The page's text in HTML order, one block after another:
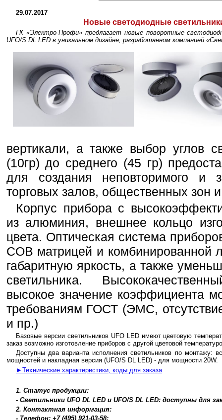
29.07.2017
Новые светодиодные
ГК «Электро-Профи» предлагает новые поворотные
UFO/S DL LED в уникальном дизайне, разработанном компанией
вертикали, а также выбор углов
(10гр) до среднего (45 гр)
для создания неповторимого и
торговых залов, общественных зон
Корпус прибора с
из алюминия, внешнее кольцо
цвета. Оптическая система
COB матрицей и комбинированной
габаритную яркость, а также
светильника.
высокое значение коэффициента
требованиям ГОСТ (ЭМС,
и пр.)
Базовые версии светильников UFO LED имеют цветовую
заказ возможно изготовление приборов с другой цветовой
Доступны два варианта исполнения светильников по монтажу:
мощностей и накладная версия (UFO/S DL LED) - для мощности 20W.
►Технические характеристики, коды для заказа
1. Статус продукции:
- Светильники UFO DL LED и UFO/S DL LED: доступны для
2. Контактная информация:
- Телефон: +7 (495) 921-03-58;